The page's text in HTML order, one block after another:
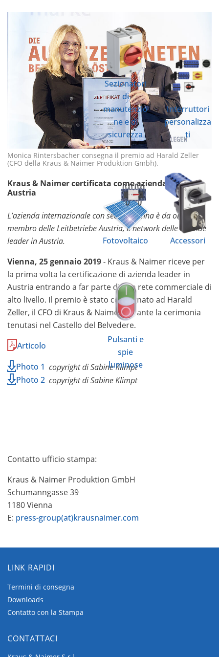
Sezionatori
di
manutenzio
ne e di
sicurezza
Interruttori
personalizza
ti
Fotovoltaico Accessori
Pulsanti e
spie
luminose
Monica Rintersbacher consegna il premio ad Harald Zeller
(CFO della Kraus & Naimer Produktion Gmbh).
Kraus & Naimer certificata come azienda leader in
Austria
L’azienda internazionale con sede a Vienna è da ora
membro delle Leitbetriebe Austria, il network delle aziende
leader in Austria.
Vienna, 25 gennaio 2019- Kraus & Naimer riceve per
la prima volta la certificazione di azienda leader in
Austria entrando a far parte di una rete commerciale di
alto livello. Il premio è stato consegnato ad Harald
Zeller, il CFO di Kraus & Naimer durante la cerimonia
tenutasi nel Castello del Belvedere.
Articolo
Photo 1 copyright di Sabine Klimpt
Photo 2 copyright di Sabine Klimpt
Contatto ufficio stampa:
Kraus & Naimer Produktion GmbH
Schumanngasse 39
1180 Vienna
E: press-group(at)krausnaimer.com
LINK RAPIDI
Termini di consegna
Downloads
Contatto con la Stampa
CONTATTACI